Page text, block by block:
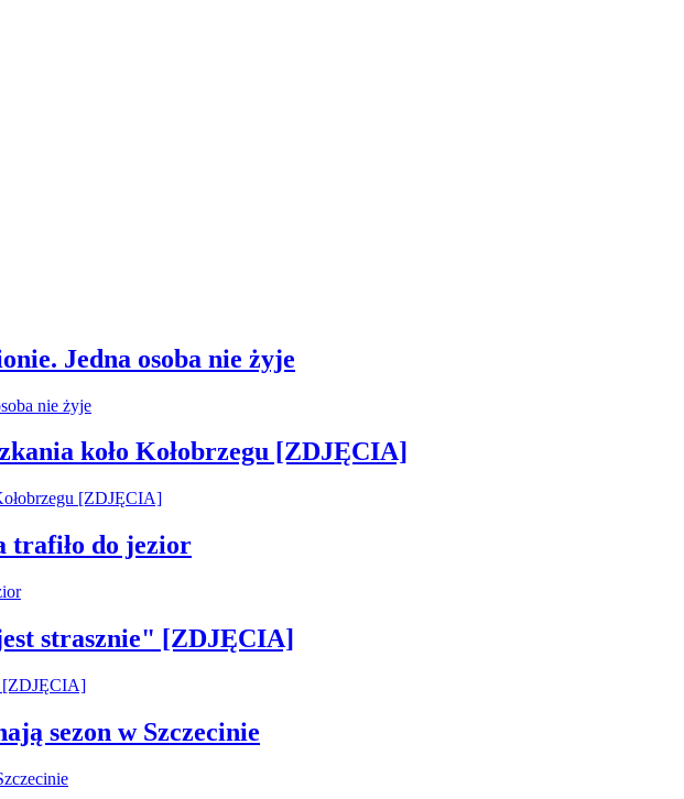
Jedna osoba nie żyje
koło Kołobrzegu [ZDJĘCIA]
trafiło do jezior
strasznie" [ZDJĘCIA]
sezon w Szczecinie